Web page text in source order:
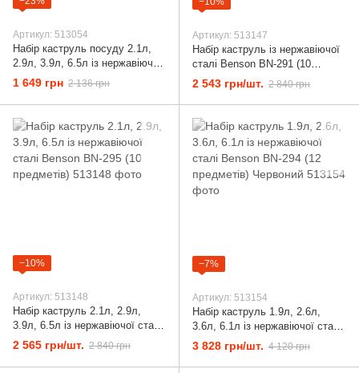
Артикул: 513054
Набір каструль посуду 2.1л,
2.9л, 3.9л, 6.5л із нержавіючої
сталі Benson (8 предметів) BN-
206 Silver
1 649 грн 2 136 грн
Артикул: 513147
Набір каструль із нержавіючої
сталі Benson BN-291 (10
предметів)
2 543 грн/шт. 2 840 грн
−10%
Артикул: 513148
Набір каструль 2.1л, 2.9л,
3.9л, 6.5л із нержавіючої сталі
Benson BN-295 (10 предметів)
2 565 грн/шт. 2 840 грн
−7%
Артикул: 513154
Набір каструль 1.9л, 2.6л,
3.6л, 6.1л із нержавіючої сталі
Benson BN-294 (12 предметів)
Червоний
3 828 грн/шт. 4 120 грн